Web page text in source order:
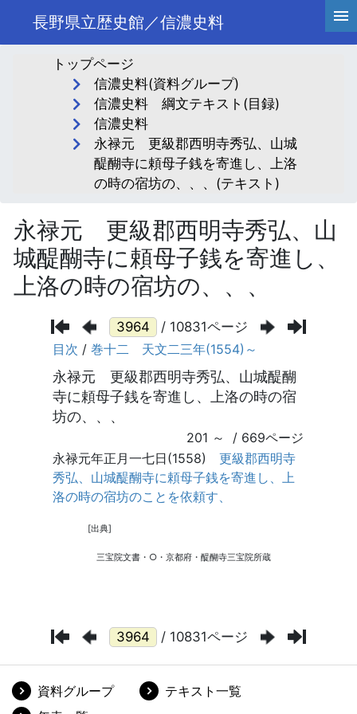
長野県立歴史館／信濃史料
トップページ
信濃史料(資料グループ)
信濃史料 綱文テキスト(目録)
信濃史料
永禄元 更級郡西明寺秀弘、山城
醍醐寺に頼母子銭を寄進し、上洛
の時の宿坊の、、、(テキスト)
永禄元 更級郡西明寺秀弘、山
城醍醐寺に頼母子銭を寄進し、
上洛の時の宿坊の、、、
/ 10831ページ
/ 10831ページ
資料グループ
テキスト一覧